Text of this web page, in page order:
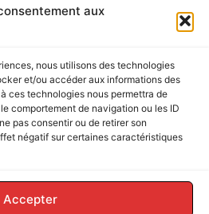
aux
nous utilisons des technologies
et/ou accéder aux informations des
ces technologies nous permettra de
comportement de navigation ou les ID
pas consentir ou de retirer son
négatif sur certaines caractéristiques
Accepter
du Cardinal Luçon ///
///
Chanzy /// Rue Colbert ///
Rue de Mars /// Rue de Talleyrand ///
/// Succursalisme /// Tramway ///